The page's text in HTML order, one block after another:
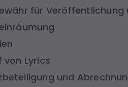
für
von Lyrics
und